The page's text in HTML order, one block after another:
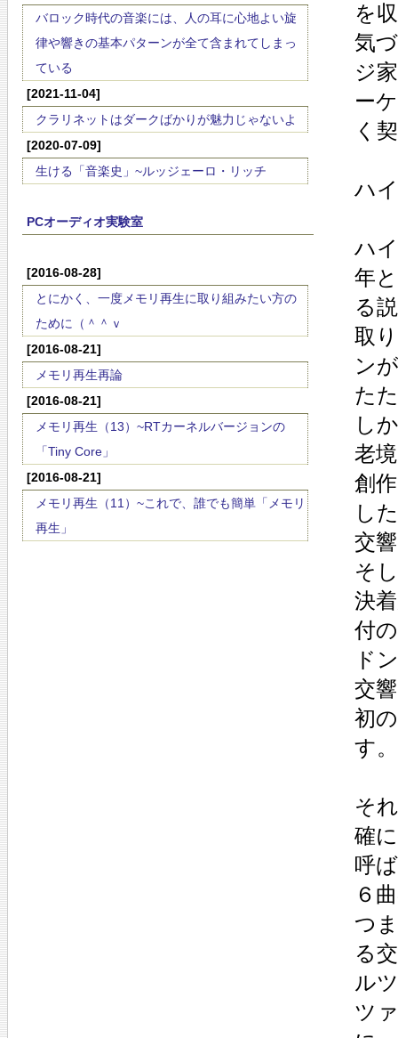
バロック時代の音楽には、人の耳に心地よい旋
律や響きの基本パターンが全て含まれてしまっ
ている
[2021-11-04]
クラリネットはダークばかりが魅力じゃないよ
[2020-07-09]
生ける「音楽史」~ルッジェーロ・リッチ
PCオーディオ実験室
[2016-08-28]
とにかく、一度メモリ再生に取り組みたい方の
ために（＾＾ｖ
[2016-08-21]
メモリ再生再論
[2016-08-21]
メモリ再生（13）~RTカーネルバージョンの
「Tiny Core」
[2016-08-21]
メモリ再生（11）~これで、誰でも簡単「メモリ
再生」
を
気
ジ
ー
く
ハ
ハ
年
る
取
ン
た
し
老
創
し
交
そ
決
付
ド
交
初
す。
そ
確
呼
６
つ
る
ル
ツ